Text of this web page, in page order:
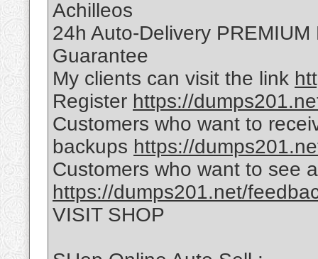
Achilleos
24h Auto-Delivery
Guarantee
My clients can visit the link
Register https://
Customers who want to
backups https://
Customers who want to see
https://dumps201.net/
VISIT SHOP